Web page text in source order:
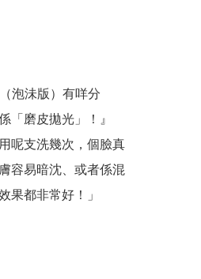
泡沬版）有咩分
「磨皮拋光」！』
呢支洗幾次，個臉真
容易暗沈、或者係混
果都非常好！」